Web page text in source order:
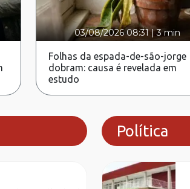
03/08/2026 08:31|3 min
Folhas da espada-de-são-jorge
dobram: causa é revelada em
estudo
Política